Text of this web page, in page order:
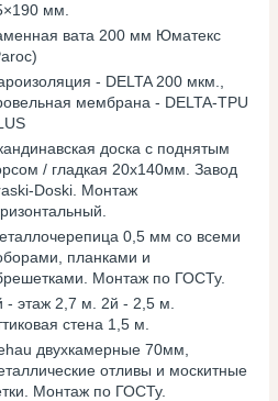
мм.
вата 200 мм Юматекс
- DELTA 200 мкм.,
мембрана - DELTA-TPU
доска с поднятым
/ гладкая 20х140мм. Завод
Doski. Монтаж
0,5 мм со всеми
планками и
Монтаж по ГОСТу.
- этаж 2,7 м. 2й - 2,5 м.
стена 1,5 м.
двухкамерные 70мм,
отливы и москитные
Монтаж по ГОСТу.